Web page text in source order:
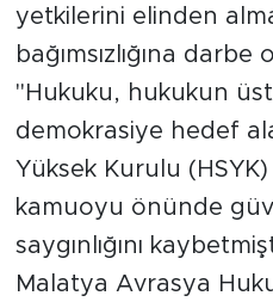
yetkilerini elinden
bağımsızlığına
"Hukuku, hukukun
demokrasiye hedef
Yüksek Kurulu
kamuoyu önünde
saygınlığını
Malatya Avrasya
Yazıhan
Kuluncak
Yeşilyurt
Akçadağ